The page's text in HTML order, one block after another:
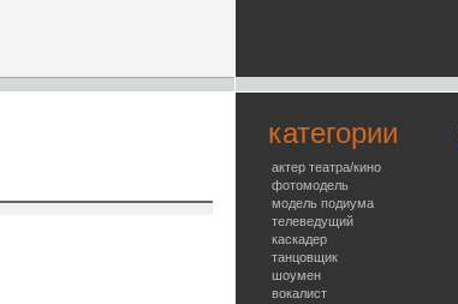
категории
актер театра/кино
фотомодель
модель подиума
телеведущий
каскадер
танцовщик
шоумен
вокалист